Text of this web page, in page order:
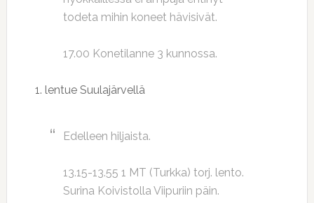
todeta mihin koneet hävisivät.
17.00 Konetilanne 3 kunnossa.
1. lentue Suulajärvellä
Edelleen hiljaista.
13.15-13.55 1 MT (Turkka) torj. lento.
Surina Koivistolla Viipuriin päin.